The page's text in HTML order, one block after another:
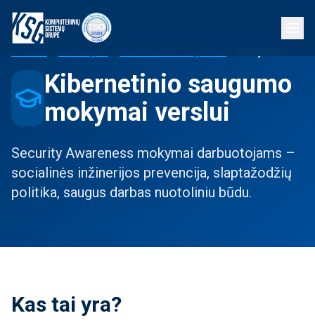
Kibernetinio saugumo
mokymai verslui
Security Awareness mokymai darbuotojams –
socialinės inžinerijos prevencija, slaptažodžių
politika, saugus darbas nuotoliniu būdu.
Kas tai yra?